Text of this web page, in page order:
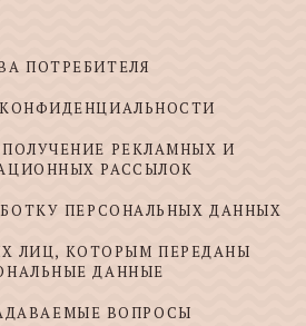
ПОТРЕБИТЕЛЯ
РЕКЛАМНЫХ И
РАССЫЛОК
ПЕРСОНАЛЬНЫХ ДАННЫХ
ЛИЦ, КОТОРЫМ ПЕРЕДАНЫ
ДАННЫЕ
ВОПРОСЫ